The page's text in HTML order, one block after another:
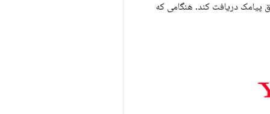
پیامک دریافت کند. هنگامی که